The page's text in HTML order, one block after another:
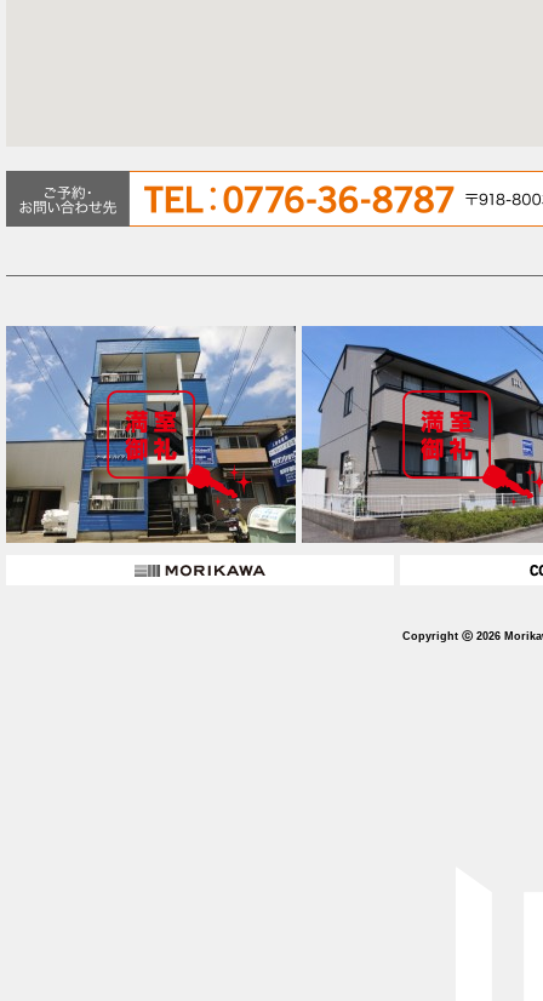
Copyright ⓒ 2026